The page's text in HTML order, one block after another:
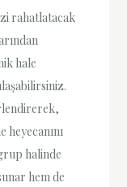
rahatlatacak
hale
halinde
hem de